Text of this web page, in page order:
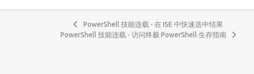
PowerShell 技能连载 - 在 ISE 中快速选中结果
PowerShell 技能连载 - 访问终极 PowerShell 生存指南